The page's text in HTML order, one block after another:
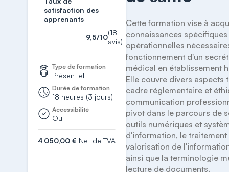
de santé
satisfaction des
apprenants
9,5/10
(18
avis)
Type de formation
Présentiel
Durée de formation
18 heures (3 jours)
Accessibilité
Oui
4 050,00 € Net de TVA
Cette formation vise à
connaissances
opérationnelles
fonctionnement d'un
médical en établissement
Elle couvre divers aspects
cadre réglementaire et
communication
pivot dans le parcours de
outils numériques et
d'information, le traitement
valorisation de
ainsi que la terminologie
lecture de documents.